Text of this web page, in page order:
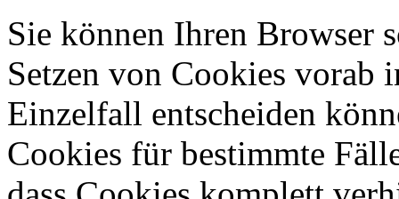
Sie können Ihren Browser
Setzen von Cookies vorab
Einzelfall entscheiden
Cookies für bestimmte